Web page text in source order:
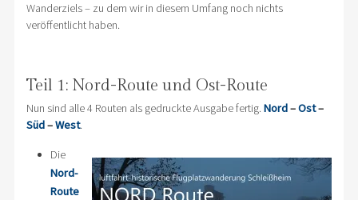
Wanderziels – zu dem wir in diesem Umfang noch nichts
veröffentlicht haben.
Teil 1: Nord-Route und Ost-Route
Nun sind alle 4 Routen als gedruckte Ausgabe fertig. Nord–Ost–
Süd–West.
Die
Nord-
Route